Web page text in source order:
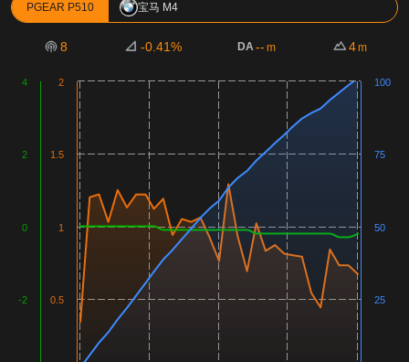
PGEAR P510 宝马 M4
8 -0.41% DA-- m 4m
0.5
1
1.5
2
-2
0
2
4
25
50
75
100